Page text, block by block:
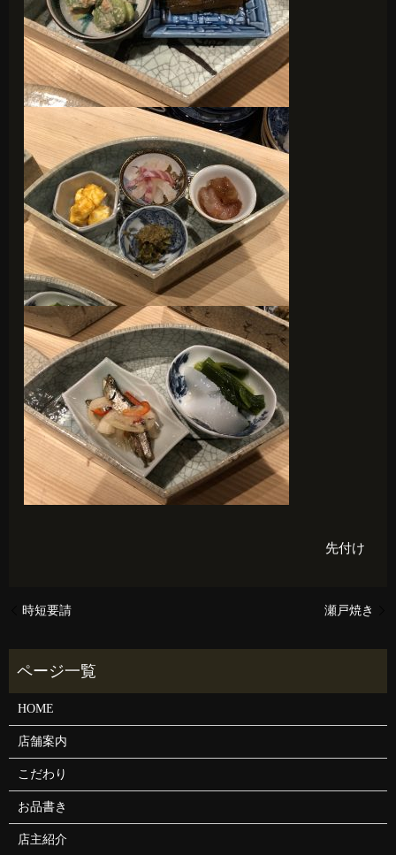
先付け
時短要請 瀬戸焼き
HOME
店舗案内
こだわり
お品書き
店主紹介